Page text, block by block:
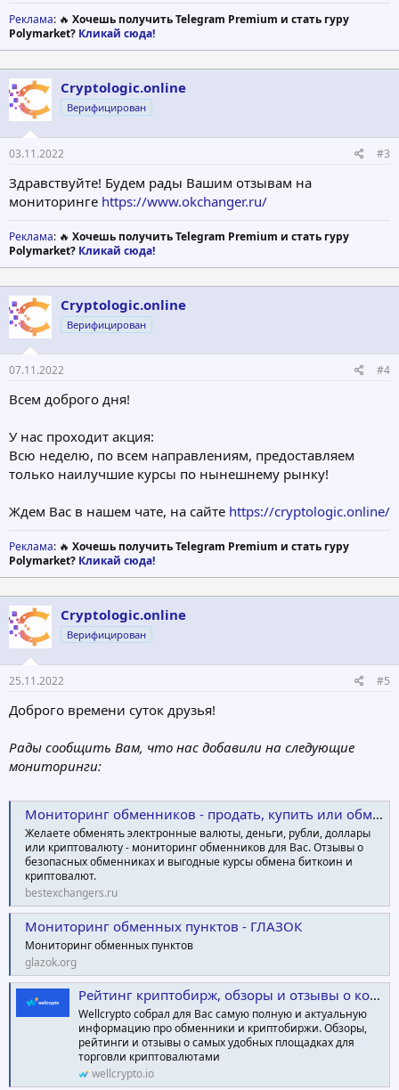
Реклама: 🔥 Хочешь получить Telegram Premium и стать гуру
Polymarket? Кликай сюда!
Cryptologic.online
Верифицирован
03.11.2022 #3
Здравствуйте! Будем рады Вашим отзывам на
мониторинге https://www.okchanger.ru/
Реклама: 🔥 Хочешь получить Telegram Premium и стать гуру
Polymarket? Кликай сюда!
Cryptologic.online
Верифицирован
07.11.2022 #4
Всем доброго дня!
У нас проходит акция:
Всю неделю, по всем направлениям, предоставляем
только наилучшие курсы по нынешнему рынку!
Ждем Вас в нашем чате, на сайте https://cryptologic.online/
Реклама: 🔥 Хочешь получить Telegram Premium и стать гуру
Polymarket? Кликай сюда!
Cryptologic.online
Верифицирован
25.11.2022 #5
Доброго времени суток друзья!
Рады сообщить Вам, что нас добавили на следующие
мониторинги:
Мониторинг обменников - продать, купить или обменять криптовалюту!
Желаете обменять электронные валюты, деньги, рубли, доллары
или криптовалюту - мониторинг обменников для Вас. Отзывы о
безопасных обменниках и выгодные курсы обмена биткоин и
криптовалют.
bestexchangers.ru
Мониторинг обменных пунктов - ГЛАЗОК
Мониторинг обменных пунктов
glazok.org
Рейтинг криптобирж, обзоры и отзывы о компаниях | Wellcrypto
Wellcrypto собрал для Вас самую полную и актуальную
информацию про обменники и криптобиржи. Обзоры,
рейтинги и отзывы о самых удобных площадках для
торговли криптовалютами
wellcrypto.io